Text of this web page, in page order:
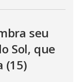
seu
Sol, que
(15)